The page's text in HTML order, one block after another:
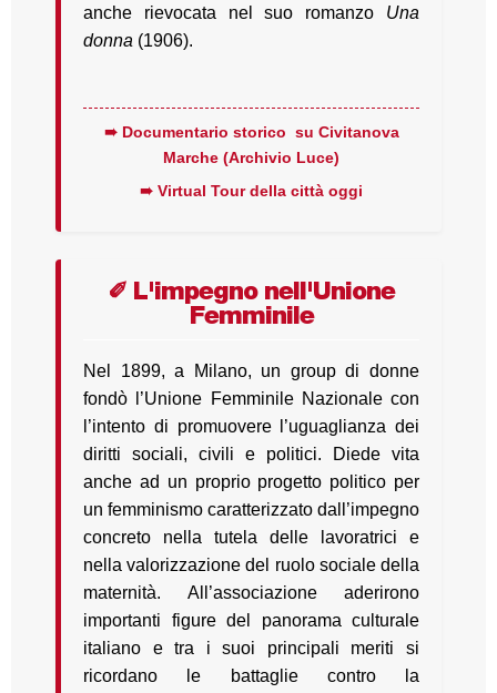
anche rievocata nel suo romanzo Una
donna (1906).
➠ Documentario storico su Civitanova
Marche (Archivio Luce)
➠ Virtual Tour della città oggi
✐ L'impegno nell'Unione
Femminile
Nel 1899, a Milano, un group di donne
fondò l’Unione Femminile Nazionale con
l’intento di promuovere l’uguaglianza dei
diritti sociali, civili e politici. Diede vita
anche ad un proprio progetto politico per
un femminismo caratterizzato dall’impegno
concreto nella tutela delle lavoratrici e
nella valorizzazione del ruolo sociale della
maternità. All’associazione aderirono
importanti figure del panorama culturale
italiano e tra i suoi principali meriti si
ricordano le battaglie contro la